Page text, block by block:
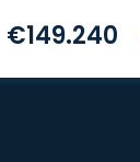
€149.240